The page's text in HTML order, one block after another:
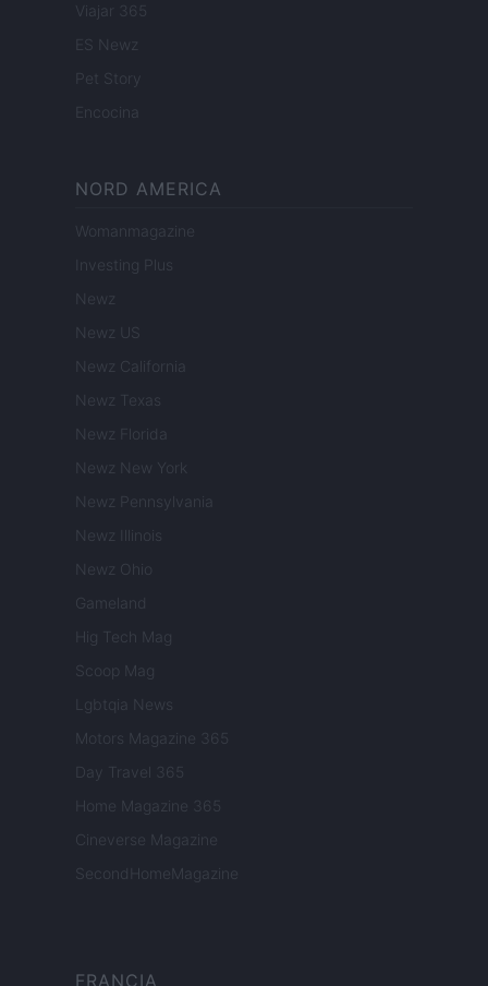
Viajar 365
ES Newz
Pet Story
Encocina
NORD AMERICA
Womanmagazine
Investing Plus
Newz
Newz US
Newz California
Newz Texas
Newz Florida
Newz New York
Newz Pennsylvania
Newz Illinois
Newz Ohio
Gameland
Hig Tech Mag
Scoop Mag
Lgbtqia News
Motors Magazine 365
Day Travel 365
Home Magazine 365
Cineverse Magazine
SecondHomeMagazine
FRANCIA